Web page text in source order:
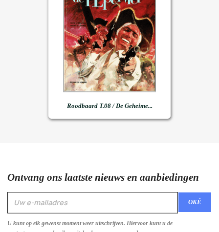
Roodbaard T.08 / De Geheime...
Ontvang ons laatste nieuws en aanbiedingen
U kunt op elk gewenst moment weer uitschrijven. Hiervoor kunt u de